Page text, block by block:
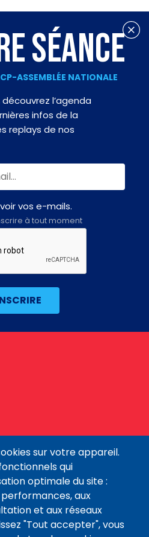
sur votre appareil.
qui
optimale du site :
aux
et aux réseaux
"Tout accepter", vous
SÉANCE
ASSEMBLÉE NATIONALE
l’agenda
infos de la
replays de nos
vos e-mails.
à tout moment
NATIONALE